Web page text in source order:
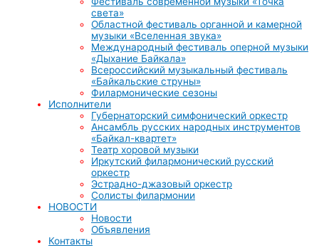
света»
Областной фестиваль органной и камерной
музыки «Вселенная звука»
Международный фестиваль оперной музыки
«Дыхание Байкала»
Всероссийский музыкальный фестиваль
«Байкальские струны»
Филармонические сезоны
Исполнители
Губернаторский симфонический оркестр
Ансамбль русских народных инструментов
«Байкал-квартет»
Театр хоровой музыки
Иркутский филармонический русский
оркестр
Эстрадно-джазовый оркестр
Солисты филармонии
НОВОСТИ
Новости
Объявления
Контакты